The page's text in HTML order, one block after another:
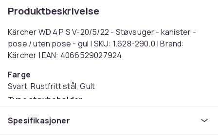
Produktbeskrivelse
Kärcher WD 4 P S V-20/5/22 - Støvsuger - kanister -
pose / uten pose - gul | SKU: 1.628-290.0 | Brand:
Kärcher | EAN: 4066529027924
Farge
Svart, Rustfritt stål, Gult
Type støvbeholder
Artikkel nr.
Spesifikasjoner